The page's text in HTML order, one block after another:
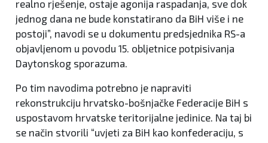
realno rješenje, ostaje agonija raspadanja, sve dok
jednog dana ne bude konstatirano da BiH više i ne
postoji”, navodi se u dokumentu predsjednika RS-a
objavljenom u povodu 15. obljetnice potpisivanja
Daytonskog sporazuma.
Po tim navodima potrebno je napraviti
rekonstrukciju hrvatsko-bošnjačke Federacije BiH s
uspostavom hrvatske teritorijalne jedinice. Na taj bi
se način stvorili “uvjeti za BiH kao konfederaciju, s